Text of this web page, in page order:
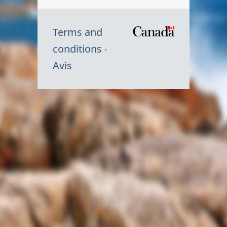
Terms and
conditions
Avis
Symbole
du
Canada